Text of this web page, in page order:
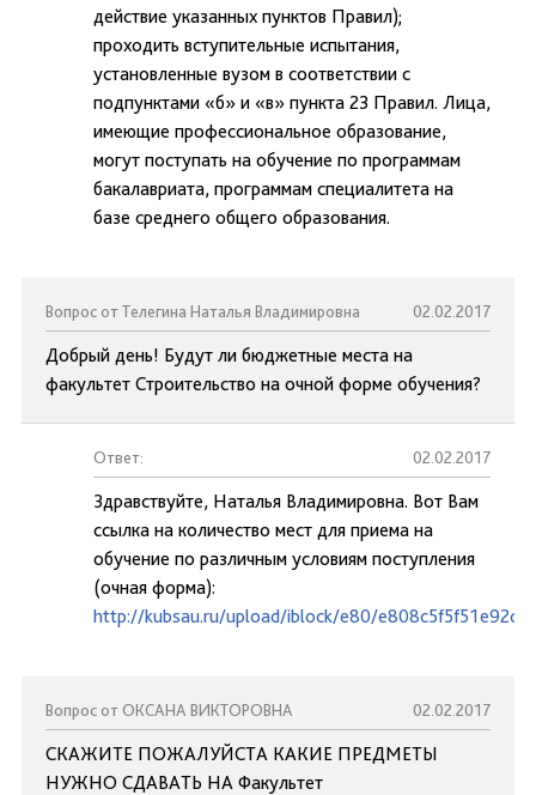
действие указанных пунктов Правил);
проходить вступительные испытания,
установленные вузом в соответствии с
подпунктами «б» и «в» пункта 23 Правил. Лица,
имеющие профессиональное образование,
могут поступать на обучение по программам
бакалавриата, программам специалитета на
базе среднего общего образования.
Вопрос от Телегина Наталья Владимировна 02.02.2017
Добрый день! Будут ли бюджетные места на
факультет Строительство на очной форме обучения?
Ответ: 02.02.2017
Здравствуйте, Наталья Владимировна. Вот Вам
ссылка на количество мест для приема на
обучение по различным условиям поступления
(очная форма):
http://kubsau.ru/upload/iblock/e80/
Вопрос от ОКСАНА ВИКТОРОВНА 02.02.2017
СКАЖИТЕ ПОЖАЛУЙСТА КАКИЕ ПРЕДМЕТЫ
НУЖНО СДАВАТЬ НА Факультет